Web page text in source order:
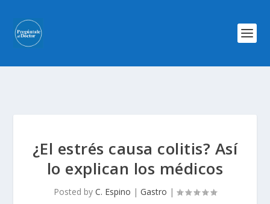
¿El estrés causa colitis? Así
lo explican los médicos
Posted by C. Espino | Gastro |